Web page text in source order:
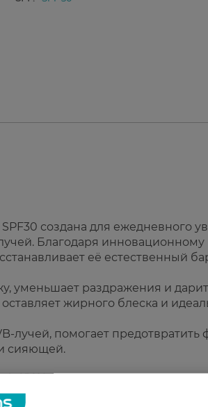
создана для ежедневного
Благодаря инновационному
её естественный
уменьшает раздражения и
жирного блеска и
лучей, помогает предотвратить
сияющей.
UV Light
комплексу Cohederm™.